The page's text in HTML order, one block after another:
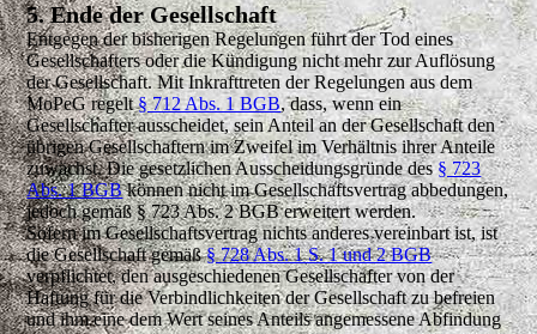
5. Ende der Gesellschaft
Entgegen der bisherigen Regelungen führt der Tod eines
Gesellschafters oder die Kündigung nicht mehr zur Auflösung
der Gesellschaft. Mit Inkrafttreten der Regelungen aus dem
MoPeG regelt§ 712 Abs. 1 BGB, dass, wenn ein
Gesellschafter ausscheidet, sein Anteil an der Gesellschaft den
übrigen Gesellschaftern im Zweifel im Verhältnis ihrer Anteile
zuwächst. Die gesetzlichen Ausscheidungsgründe des§ 723
Abs. 1 BGBkönnen nicht im Gesellschaftsvertrag abbedungen,
jedoch gemäß § 723 Abs. 2 BGB erweitert werden.
Sofern im Gesellschaftsvertrag nichts anderes vereinbart ist, ist
die Gesellschaft gemäß§ 728 Abs. 1 S. 1 und 2 BGB
verpflichtet, den ausgeschiedenen Gesellschafter von der
Haftung für die Verbindlichkeiten der Gesellschaft zu befreien
und ihm eine dem Wert seines Anteils angemessene Abfindung